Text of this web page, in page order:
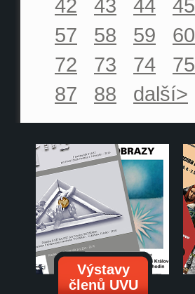
42
43 44 45
57
58 59 60
72
73 74 75
87
88 další>
Výstavy
členů UVU